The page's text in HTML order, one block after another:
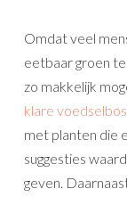
Omdat veel
eetbaar groen
zo makkelijk
klare
met planten die
suggesties
geven.